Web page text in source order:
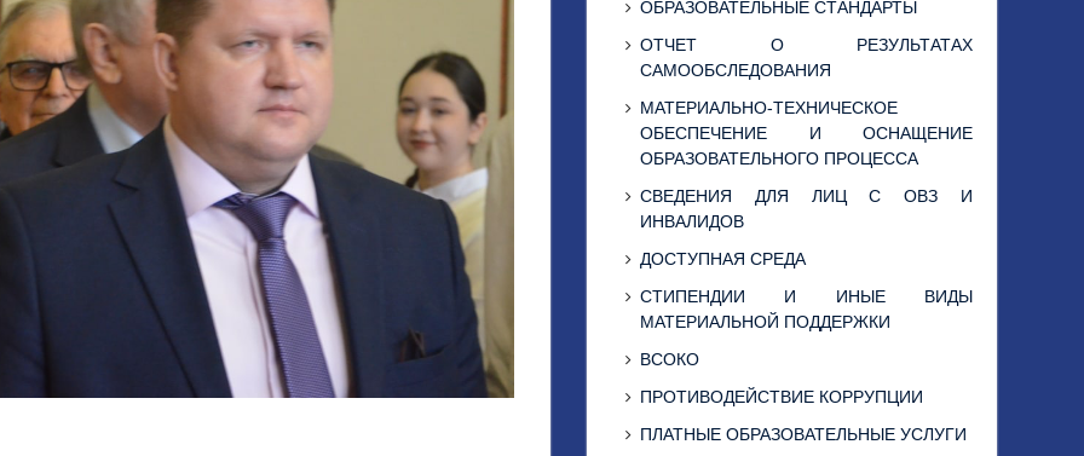
ОБРАЗОВАТЕЛЬНЫЕ СТАНДАРТЫ
ОТЧЕТ О РЕЗУЛЬТАТАХ
САМООБСЛЕДОВАНИЯ
МАТЕРИАЛЬНО-ТЕХНИЧЕСКОЕ
ОБЕСПЕЧЕНИЕ И ОСНАЩЕНИЕ
ОБРАЗОВАТЕЛЬНОГО ПРОЦЕССА
СВЕДЕНИЯ ДЛЯ ЛИЦ С ОВЗ И
ИНВАЛИДОВ
ДОСТУПНАЯ СРЕДА
СТИПЕНДИИ И ИНЫЕ ВИДЫ
МАТЕРИАЛЬНОЙ ПОДДЕРЖКИ
ВСОКО
ПРОТИВОДЕЙСТВИЕ КОРРУПЦИИ
ПЛАТНЫЕ ОБРАЗОВАТЕЛЬНЫЕ УСЛУГИ